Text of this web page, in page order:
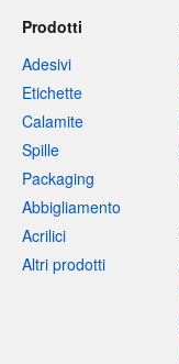
Prodotti
Adesivi
Etichette
Calamite
Spille
Packaging
Abbigliamento
Acrilici
Altri prodotti